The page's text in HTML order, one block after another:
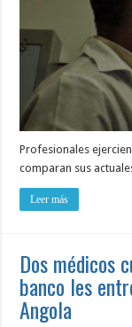
Profesionales
comparan sus
Leer más
Dos médicos
banco les
Angola